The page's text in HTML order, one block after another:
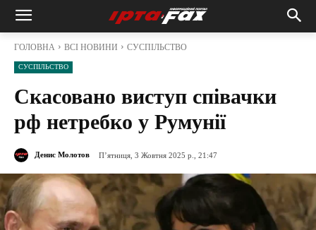
ГОЛОВНА ВСІ НОВИНИ СУСПІЛЬСТВО
СУСПІЛЬСТВО
Скасовано виступ співачки
рф нетребко у Румунії
Денис Молотов П’ятниця, 3 Жовтня 2025 р., 21:47